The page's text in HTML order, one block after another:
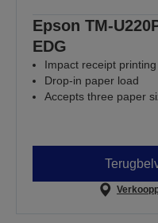
Epson TM-
EDG
Impact receipt printing
Drop-in paper load
Accepts three paper